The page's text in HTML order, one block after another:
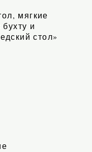
мягкие
и
стол»